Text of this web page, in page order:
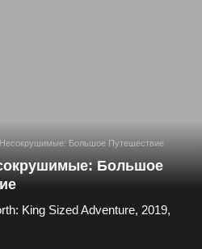
Большое Путешествие
Большое
King Sized Adventure, 2019,